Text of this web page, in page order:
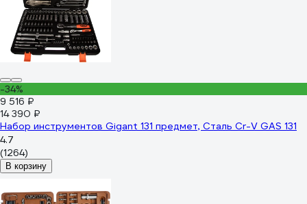
-34%
9 516 ₽
14 390 ₽
Набор инструментов Gigant 131 предмет, Сталь Cr-V GAS 131
4.7
(1264)
В корзину